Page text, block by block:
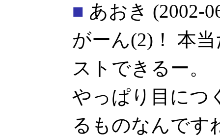
■ あおき (2002-
がーん(2)！ 本
ストできるー。
やっぱり目につ
るものなんです